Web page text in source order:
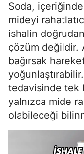
Soda,
mideyi
ishalin
çözüm değildir.
bağırsak
tedavisinde tek
yalnızca mide
olabileceği